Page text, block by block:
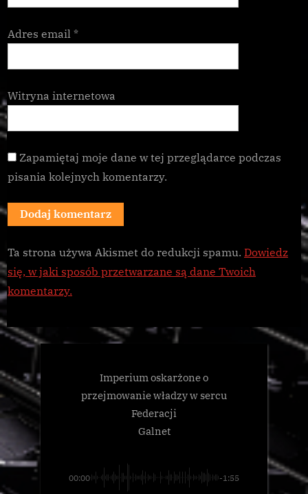
Adres email *
Witryna internetowa
Zapamiętaj moje dane w tej przeglądarce podczas
pisania kolejnych komentarzy.
Ta strona używa Akismet do redukcji spamu. Dowiedz
się, w jaki sposób przetwarzane są dane Twoich
komentarzy.
Imperium oskarżone o
przejmowanie władzy w sercu
Federacji
Galnet
00:00 -1:55